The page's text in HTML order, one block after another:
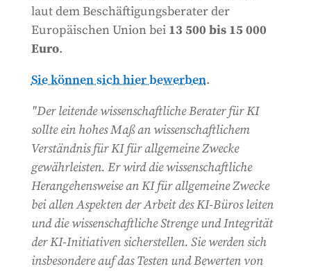
laut dem Beschäftigungsberater der
Europäischen Union bei 13 500 bis 15 000
Euro.
Sie können sich hier bewerben.
"Der leitende wissenschaftliche Berater für KI
sollte ein hohes Maß an wissenschaftlichem
Verständnis für KI für allgemeine Zwecke
gewährleisten. Er wird die wissenschaftliche
Herangehensweise an KI für allgemeine Zwecke
bei allen Aspekten der Arbeit des KI-Büros leiten
und die wissenschaftliche Strenge und Integrität
der KI-Initiativen sicherstellen. Sie werden sich
insbesondere auf das Testen und Bewerten von